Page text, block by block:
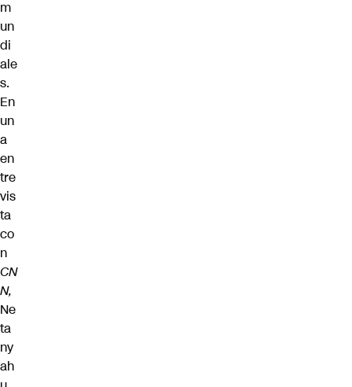
m
un
di
ale
s.
En
un
a
en
tre
vis
ta
co
n
CN
N,
Ne
ta
ny
ah